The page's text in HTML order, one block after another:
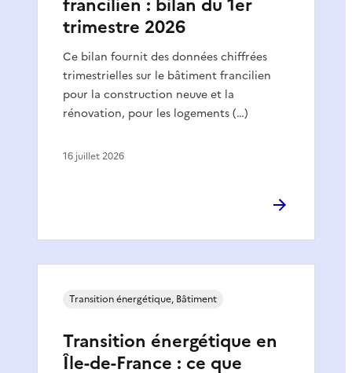
trimestre 2026
Ce bilan fournit des données chiffrées
trimestrielles sur le bâtiment francilien
pour la construction neuve et la
rénovation, pour les logements (…)
16 juillet 2026
Transition énergétique en
Île-de-France : ce que
Transition énergétique, Bâtiment